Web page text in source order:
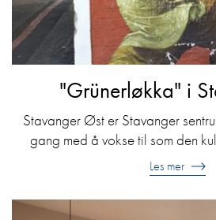
"Grünerløkka" i
Stavanger Øst er Stavanger
gang med å vokse til som den
Les mer